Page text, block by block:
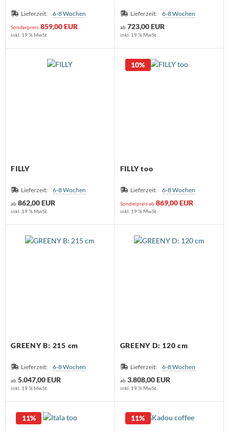
Lieferzeit: 6-8 Wochen
Sonderpreis 859,00 EUR
inkl. 19 % MwSt.
Lieferzeit: 6-8 Wochen
ab 723,00 EUR
inkl. 19 % MwSt.
FILLY
Lieferzeit: 6-8 Wochen
ab 862,00 EUR
inkl. 19 % MwSt.
FILLY too
Lieferzeit: 6-8 Wochen
Sonderpreis ab 869,00 EUR
10%
inkl. 19 % MwSt.
GREENY B: 215 cm
Lieferzeit: 6-8 Wochen
ab 5.047,00 EUR
inkl. 19 % MwSt.
GREENY D: 120 cm
Lieferzeit: 6-8 Wochen
ab 3.808,00 EUR
inkl. 19 % MwSt.
11% 11%